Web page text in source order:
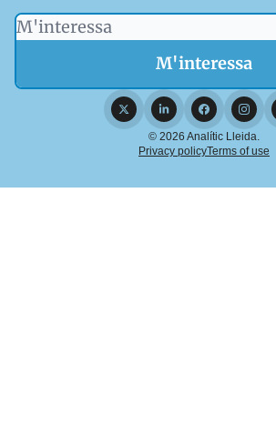
© 2026 Analític Lleida.
Privacy policyTerms of use